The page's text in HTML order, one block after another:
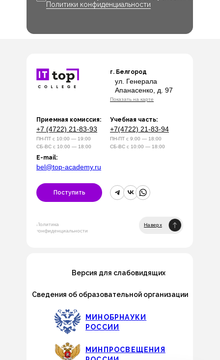
Политики конфиденциальности
Наверх
Политика
конфиденциальности
г. Белгород
bel@top-academy.ru
E-mail:
Приемная комиссия:
ПН-ПТ с 10:00 — 19:00
СБ-ВС с 10:00 — 18:00
ПН-ПТ с 9:00 — 18:00
СБ-ВС с 10:00 — 18:00
Учебная часть:
ул. Генерала
Апанасенко, д. 97
Показать на карте
Поступить
+7 (4722) 21-83-93 +7(4722) 21-83-94
Версия для слабовидящих
Сведения об образовательной организации
МИНПРОСВЕЩЕНИЯ
МИНОБРНАУКИ
РОССИИ